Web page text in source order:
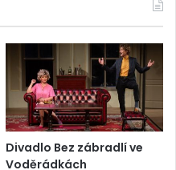
Divadlo Bez zábradlí ve
Voděrádkách